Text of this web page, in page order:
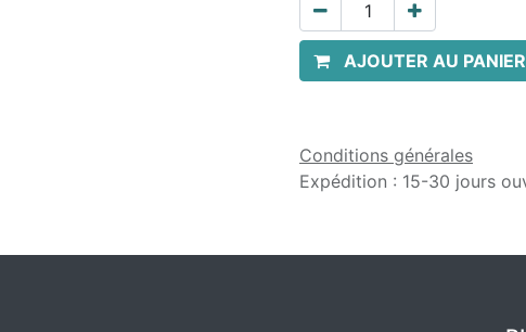
AJOUTER AU PANIER
Conditions générales
Expédition : 15-30 jours